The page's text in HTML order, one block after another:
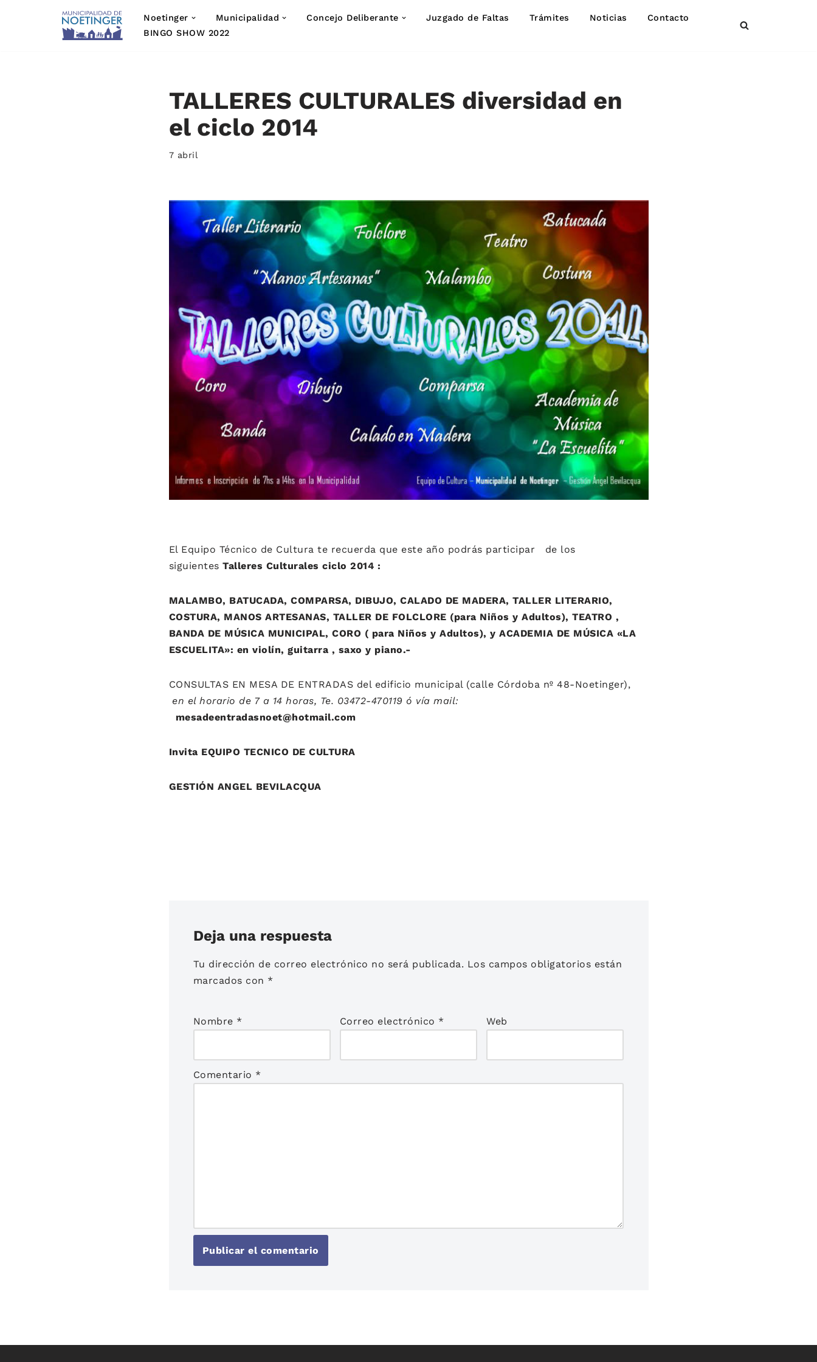
Noetinger Municipalidad Concejo Deliberante Juzgado de Faltas Trámites Noticias
Contacto
BINGO SHOW 2022
TALLERES CULTURALES diversidad en
el ciclo 2014
7 abril
El Equipo Técnico de Cultura te recuerda que este año podrás participar de los
siguientes Talleres Culturales ciclo 2014 :
MALAMBO, BATUCADA, COMPARSA, DIBUJO, CALADO DE MADERA, TALLER LITERARIO,
COSTURA, MANOS ARTESANAS, TALLER DE FOLCLORE (para Niños y Adultos), TEATRO ,
BANDA DE MÚSICA MUNICIPAL, CORO ( para Niños y Adultos), y ACADEMIA DE MÚSICA «LA
ESCUELITA»: en violín, guitarra , saxo y piano.-
CONSULTAS EN MESA DE ENTRADAS del edificio municipal (calle Córdoba nº 48-Noetinger),
en el horario de 7 a 14 horas, Te. 03472-470119 ó vía mail:
mesadeentradasnoet@hotmail.com
Invita EQUIPO TECNICO DE CULTURA
GESTIÓN ANGEL BEVILACQUA
Deja una respuesta
Tu dirección de correo electrónico no será publicada. Los campos obligatorios están
marcados con *
Nombre * Correo electrónico * Web
Comentario *